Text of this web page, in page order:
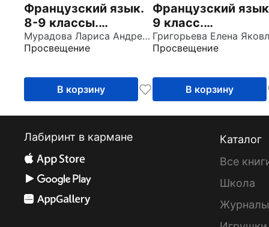
Французский язык.
8-9 классы.
Практическая
грамматика
Мурадова Лариса Андреевна
Просвещение
В корзину
Французский
9 класс.
Углубленный
уровень. Рабочая
Просвещение
В корзину
Лабиринт в кармане
Каталог
Все
Школа
Журналы